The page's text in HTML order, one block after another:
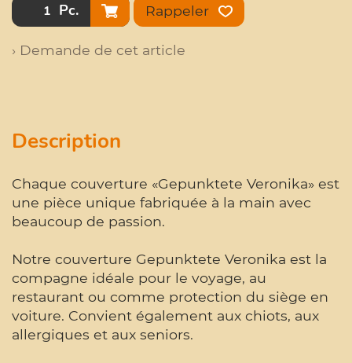
Pc. Rappeler
› Demande de cet article
Description
Chaque couverture «Gepunktete Veronika» est
une pièce unique fabriquée à la main avec
beaucoup de passion.
Notre couverture Gepunktete Veronika est la
compagne idéale pour le voyage, au
restaurant ou comme protection du siège en
voiture. Convient également aux chiots, aux
allergiques et aux seniors.